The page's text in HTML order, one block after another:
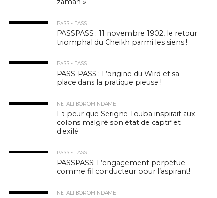
zamàn »
PASS - PASS
PASSPASS : 11 novembre 1902, le retour
triomphal du Cheikh parmi les siens !
PASS - PASS
PASS-PASS : L’origine du Wird et sa
place dans la pratique pieuse !
NETALI BOROM NDAME
La peur que Serigne Touba inspirait aux
colons malgré son état de captif et
d’exilé
PASS - PASS
PASSPASS: L’engagement perpétuel
comme fil conducteur pour l’aspirant!
NETALI BOROM NDAME